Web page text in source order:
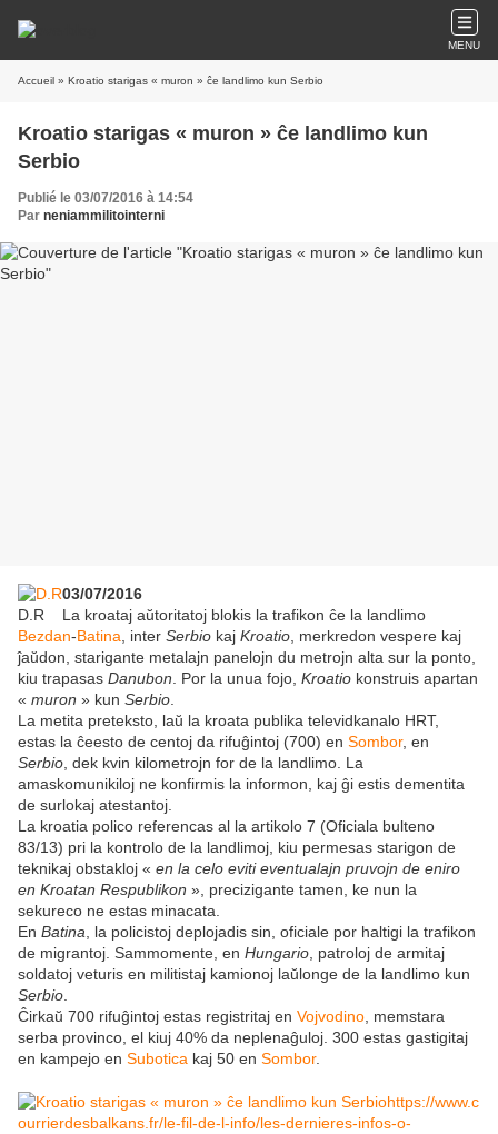
MENU
Accueil » Kroatio starigas « muron » ĉe landlimo kun Serbio
Kroatio starigas « muron » ĉe landlimo kun
Serbio
Publié le 03/07/2016 à 14:54
Par neniammilitointerni
D.R
03/07/2016
La kroataj aŭtoritatoj blokis la trafikon ĉe la landlimo
Bezdan-Batina , inter Serbio kaj Kroatio , merkredon vespere kaj
ĵaŭdon, starigante metalajn panelojn du metrojn alta sur la ponto,
kiu trapasas Danubon . Por la unua fojo, Kroatio konstruis apartan
« muron » kun Serbio
La metita preteksto, laŭ la kroata publika televidkanalo HRT,
estas la ĉeesto de centoj da rifuĝintoj (700) en Sombor, en
Serbio , dek kvin kilometrojn for de la landlimo. La
amaskomunikiloj ne konfirmis la informon, kaj ĝi estis dementita
de surlokaj atestantoj.
La kroatia polico referencas al la artikolo 7 (Oficiala bulteno
83/13) pri la kontrolo de la landlimoj, kiu permesas starigon de
teknikaj obstakloj « en la celo eviti eventualajn pruvojn de eniro
en Kroatan Respublikon », precizigante tamen, ke nun la
sekureco ne estas minacata.
En Batina , la policistoj deplojadis sin, oficiale por haltigi la trafikon
de migrantoj. Sammomente, en Hungario , patroloj de armitaj
soldatoj veturis en militistaj kamionoj laŭlonge de la landlimo kun
Serbio
Ĉirkaŭ 700 rifuĝintoj estas registritaj en Vojvodino , memstara
serba provinco, el kiuj 40% da neplenaĝuloj. 300 estas gastigitaj
en kampejo en Subotica kaj 50 en Sombor.
https://www.c
ourrierdesbalkans.fr/le-fil-de-l-info/les-dernieres-infos-o-